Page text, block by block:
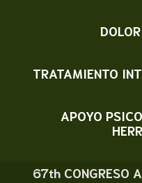
TRATAMIENTO
APOYO
67th CONGRESO